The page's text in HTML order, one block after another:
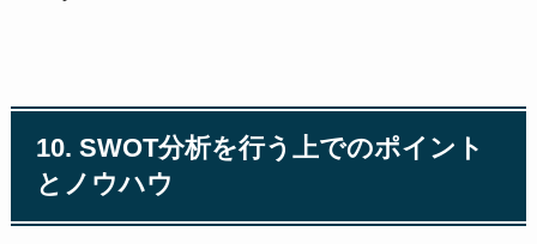
10. SWOT分析を行う上でのポイント
とノウハウ